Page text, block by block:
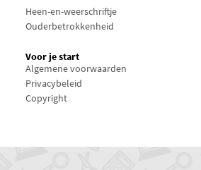
Heen-en-weerschriftje
Ouderbetrokkenheid
Voor je start
Algemene voorwaarden
Privacybeleid
Copyright